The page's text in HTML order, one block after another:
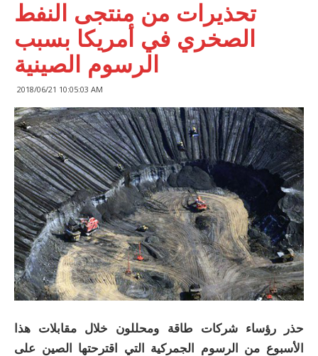
تحذيرات من منتجى النفط
الصخري في أمريكا بسبب
الرسوم الصينية
2018/06/21 10:05:03 AM
حذر رؤساء شركات طاقة ومحللون خلال مقابلات هذا
الأسبوع من الرسوم الجمركية التي اقترحتها الصين على